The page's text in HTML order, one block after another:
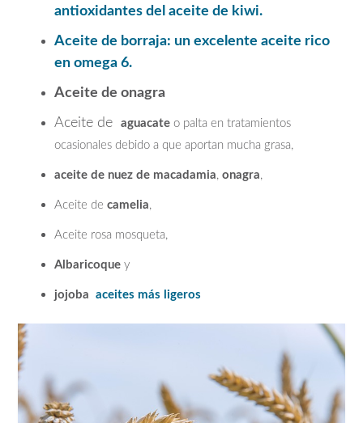
antioxidantes del aceite de kiwi.
Aceite de borraja: un excelente aceite rico
en omega 6.
Aceite de onagra
Aceite de aguacate o palta en tratamientos
ocasionales debido a que aportan mucha grasa,
aceite de nuez de macadamia, onagra,
Aceite de camelia,
Aceite rosa mosqueta,
Albaricoque y
jojoba aceites más ligeros